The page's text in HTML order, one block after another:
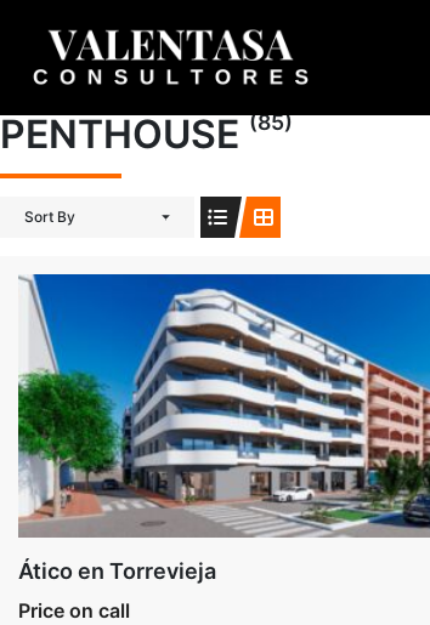
PENTHOUSE (85)
Sort By
Ático en Torrevieja
Price on call